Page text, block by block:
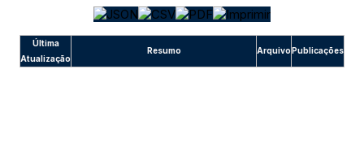
Última
Atualização
Resumo ArquivoPublicações